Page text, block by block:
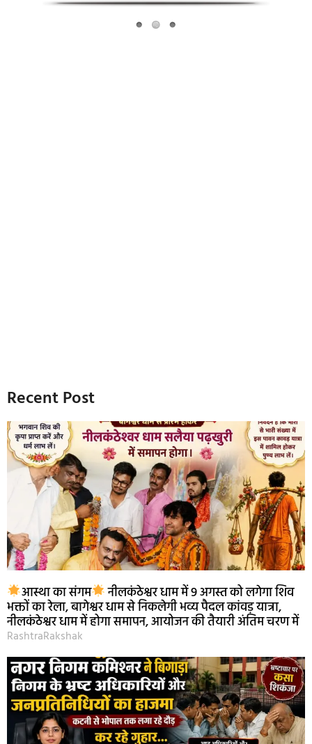
Recent Post
आस्था का संगम नीलकंठेश्वर धाम में 9 अगस्त को लगेगा शिव
भक्तों का रेला, बागेश्वर धाम से निकलेगी भव्य पैदल कांवड़ यात्रा,
नीलकंठेश्वर धाम में होगा समापन, आयोजन की तैयारी अंतिम चरण में
RashtraRakshak